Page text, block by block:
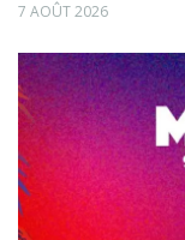
7 AOÛT 2026